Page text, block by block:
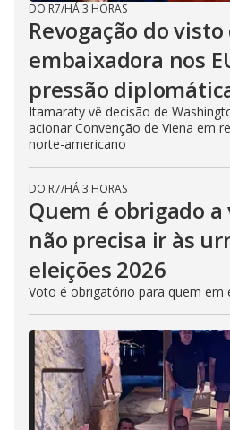
DO R7/HÁ 3 HORAS
Revogação do visto
embaixadora nos
pressão
Itamaraty vê decisão de
acionar Convenção de Viena em
norte-americano
DO R7/HÁ 3 HORAS
Quem é obrigado
não precisa ir às
eleições 2026
Voto é obrigatório para quem em